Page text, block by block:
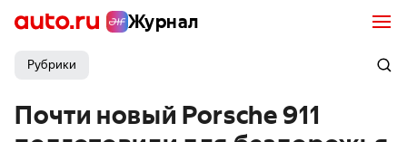
Журнал
Рубрики
Почти новый Porsche 911